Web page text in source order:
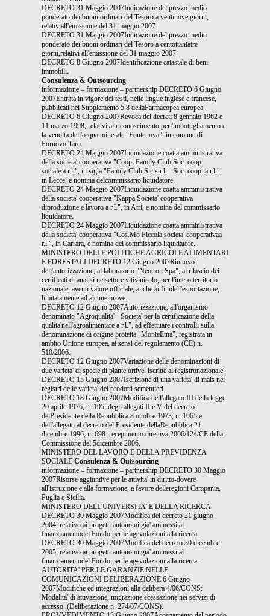
DECRETO 31 Maggio 2007Indicazione del prezzo medio
ponderato dei buoni ordinari del Tesoro a ventinove giorni,
relativiall'emissione del 31 maggio 2007.
DECRETO 31 Maggio 2007Indicazione del prezzo medio
ponderato dei buoni ordinari del Tesoro a centottantatre
giorni,relativi all'emissione del 31 maggio 2007.
DECRETO 8 Giugno 2007Identificazione catastale di beni
immobili.
Consulenza & Outsourcing
informazione – formazione – partnership DECRETO 6 Giugno
2007Entrata in vigore dei testi, nelle lingue inglese e francese,
pubblicati nel Supplemento 5.8 dellaFarmacopea europea.
DECRETO 6 Giugno 2007Revoca dei decreti 8 gennaio 1962 e
11 marzo 1998, relativi al riconoscimento perl'imbottigliamento e
la vendita dell'acqua minerale "Fontenova", in comune di
Fornovo Taro.
DECRETO 24 Maggio 2007Liquidazione coatta amministrativa
della societa' cooperativa "Coop. Family Club Soc. coop.
sociale a r.l.", in sigla "Family Club S.c.s.r.l. - Soc. coop. a r.l.",
in Lecce, e nomina delcommissario liquidatore.
DECRETO 24 Maggio 2007Liquidazione coatta amministrativa
della societa' cooperativa "Kappa Societa' cooperativa
diproduzione e lavoro a r.l.", in Atri, e nomina del commissario
liquidatore.
DECRETO 24 Maggio 2007Liquidazione coatta amministrativa
della societa' cooperativa "Cos.Mo Piccola societa' cooperativaa
r.l.", in Carrara, e nomina del commissario liquidatore.
MINISTERO DELLE POLITICHE AGRICOLE ALIMENTARI
E FORESTALI DECRETO 12 Giugno 2007Rinnovo
dell'autorizzazione, al laboratorio "Neotron Spa", al rilascio dei
certificati di analisi nelsettore vitivinicolo, per l'intero territorio
nazionale, aventi valore ufficiale, anche ai finidell'esportazione,
limitatamente ad alcune prove.
DECRETO 12 Giugno 2007Autorizzazione, all'organismo
denominato "Agroqualita' - Societa' per la certificazione della
qualita'nell'agroalimentare a r.l.", ad effettuare i controlli sulla
denominazione di origine protetta "MonteEtna", registrata in
ambito Unione europea, ai sensi del regolamento (CE) n.
510/2006.
DECRETO 12 Giugno 2007Variazione delle denominazioni di
due varieta' di specie di piante ortive, iscritte al registronazionale.
DECRETO 15 Giugno 2007Iscrizione di una varieta' di mais nei
registri delle varieta' dei prodotti sementieri.
DECRETO 18 Giugno 2007Modifica dell'allegato III della legge
20 aprile 1976, n. 195, degli allegati II e V del decreto
delPresidente della Repubblica 8 ottobre 1973, n. 1065 e
dell'allegato al decreto del Presidente dellaRepubblica 21
dicembre 1996, n. 698: recepimento direttiva 2006/124/CE della
Commissione del 5dicembre 2006.
MINISTERO DEL LAVORO E DELLA PREVIDENZA
SOCIALE Consulenza & Outsourcing
informazione – formazione – partnership DECRETO 30 Maggio
2007Risorse aggiuntive per le attivita' in diritto-dovere
all'istruzione e alla formazione, a favore delleregioni Campania,
Puglia e Sicilia.
MINISTERO DELL'UNIVERSITA' E DELLA RICERCA
DECRETO 30 Maggio 2007Modifica del decreto 21 giugno
2004, relativo ai progetti autonomi gia' ammessi al
finanziamentodel Fondo per le agevolazioni alla ricerca.
DECRETO 30 Maggio 2007Modifica del decreto 30 dicembre
2005, relativo ai progetti autonomi gia' ammessi al
finanziamentodel Fondo per le agevolazioni alla ricerca.
AUTORITA' PER LE GARANZIE NELLE
COMUNICAZIONI DELIBERAZIONE 6 Giugno
2007Modifiche ed integrazioni alla delibera 4/06/CONS:
Modalita' di attivazione, migrazione ecessazione nei servizi di
accesso. (Deliberazione n. 274/07/CONS).